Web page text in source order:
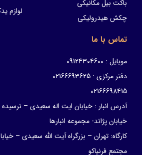
باکت بیل مکانیکی
چکش هیدرولیکی
لوازم
تماس با ما
موبایل : 09124304600
دفتر مرکزی : 02166693625
02166698415
آدرس انبار : خیابان ایت اله سعیدی –
خیابان پژاند- مجموعه انبارها
کارگاه: تهران – بزرگراه آیت الله سعیدی –
مجتمع فرنیاکو